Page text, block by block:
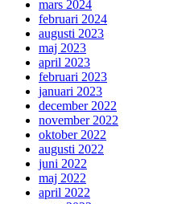
mars 2024
februari 2024
augusti 2023
maj 2023
april 2023
februari 2023
januari 2023
december 2022
november 2022
oktober 2022
augusti 2022
juni 2022
maj 2022
april 2022